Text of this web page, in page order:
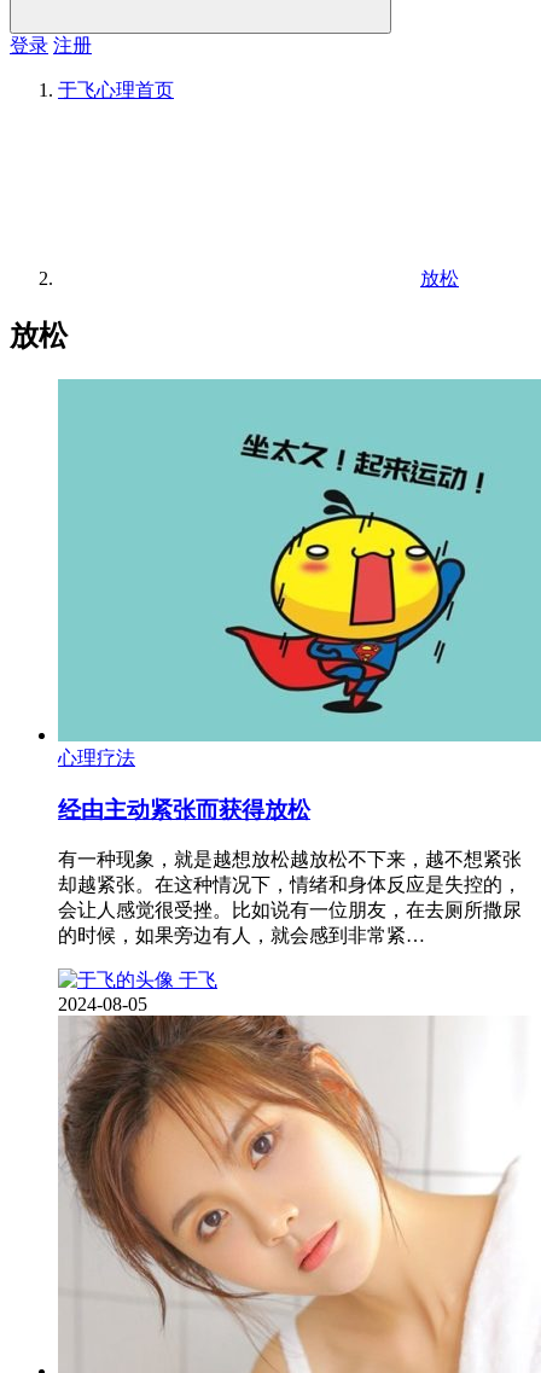
登录 注册
于飞心理首页
放松
放松
心理疗法
经由主动紧张而获得放松
有一种现象，就是越想放松越放松不下来，越不想紧张
却越紧张。在这种情况下，情绪和身体反应是失控的，
会让人感觉很受挫。比如说有一位朋友，在去厕所撒尿
的时候，如果旁边有人，就会感到非常紧…
于飞
2024-08-05